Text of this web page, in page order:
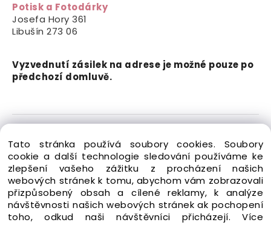
Potisk a Fotodárky
Josefa Hory 361
Libušín 273 06
Vyzvednutí zásilek na adrese je možné pouze po
předchozí domluvě.
práva vyhrazena.
Vytvořeno systémem ClickEshop.cz
Tato stránka používá soubory cookies. Soubory
cookie a další technologie sledování používáme ke
zlepšení vašeho zážitku z procházení našich
webových stránek k tomu, abychom vám zobrazovali
přizpůsobený obsah a cílené reklamy, k analýze
návštěvnosti našich webových stránek ak pochopení
toho, odkud naši návštěvníci přicházejí.Více